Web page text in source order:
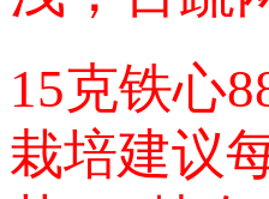
15克铁心
栽培建议